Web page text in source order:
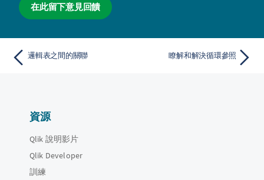
在此留下意見回饋
邏輯表之間的關聯 瞭解和解決循環參照
資源
Qlik 說明影片
Qlik Developer
訓練